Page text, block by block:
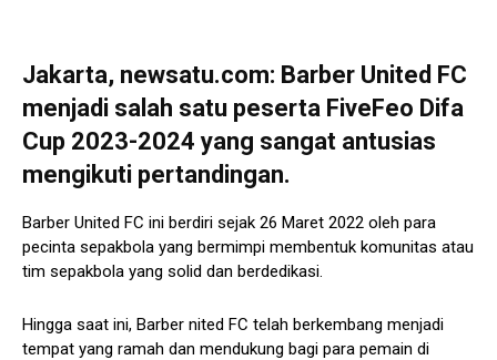
Jakarta, newsatu.com: Barber United FC
menjadi salah satu peserta FiveFeo Difa
Cup 2023-2024 yang sangat antusias
mengikuti pertandingan.
Barber United FC ini berdiri sejak 26 Maret 2022 oleh para
pecinta sepakbola yang bermimpi membentuk komunitas atau
tim sepakbola yang solid dan berdedikasi.
Hingga saat ini, Barber nited FC telah berkembang menjadi
tempat yang ramah dan mendukung bagi para pemain di